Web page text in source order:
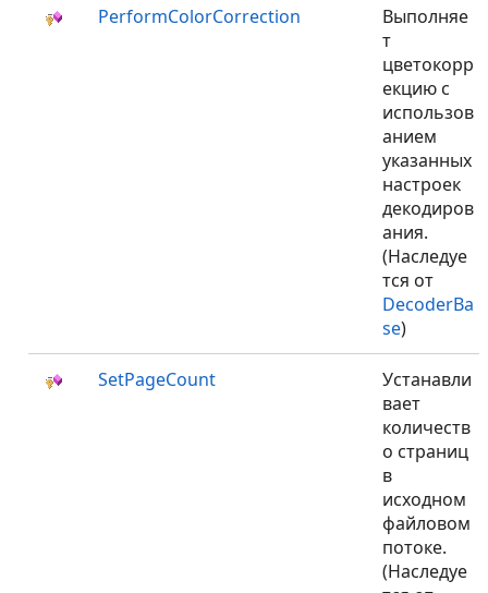
PerformColorCorrection
Выполняе
т
цветокорр
екцию с
использов
анием
указанных
настроек
декодиров
ания.
(Наследуе
тся от
DecoderBa
se)
SetPageCount
Устанавли
вает
количеств
о страниц
в
исходном
файловом
потоке.
(Наследуе